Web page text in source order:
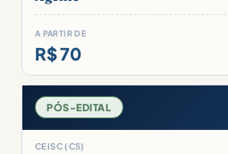
A PARTIR DE
R$ 70
PÓS-EDITAL
CEISC (CS)